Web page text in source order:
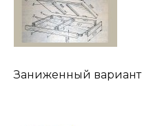
Заниженный вариант